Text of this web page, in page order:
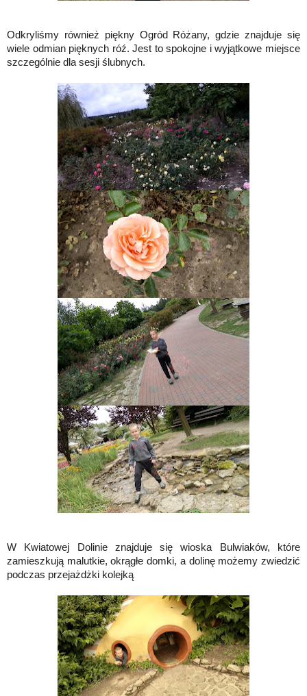
Odkryliśmy również piękny Ogród Różany, gdzie znajduje się
wiele odmian pięknych róź. Jest to spokojne i wyjątkowe miejsce
szczególnie dla sesji ślubnych.
W Kwiatowej Dolinie znajduje się wioska Bulwiaków, które
zamieszkują malutkie, okrągłe domki, a dolinę możemy zwiedzić
podczas przejażdżki kolejką